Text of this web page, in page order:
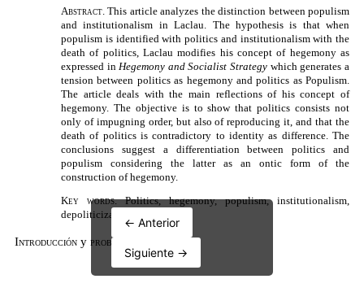
← Anterior
Siguiente →